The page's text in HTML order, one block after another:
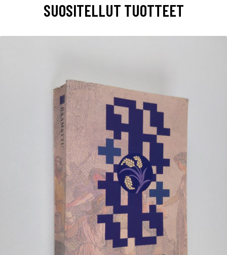
SUOSITELLUT TUOTTEET